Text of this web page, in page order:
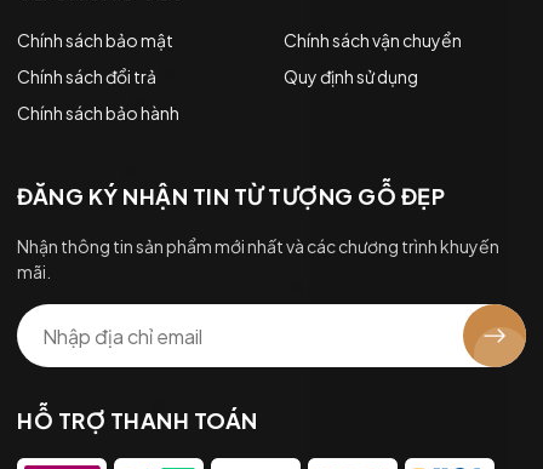
Chính sách bảo mật
Chính sách vận chuyển
Chính sách đổi trả
Quy định sử dụng
Chính sách bảo hành
ĐĂNG KÝ NHẬN TIN TỪ TƯỢNG GỖ ĐẸP
Nhận thông tin sản phẩm mới nhất và các chương trình khuyến
mãi.
HỖ TRỢ THANH TOÁN